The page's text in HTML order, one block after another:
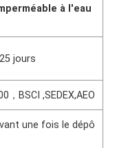
à l'eau
jours
，BSCI ,SEDEX,AEO
une fois le dépô